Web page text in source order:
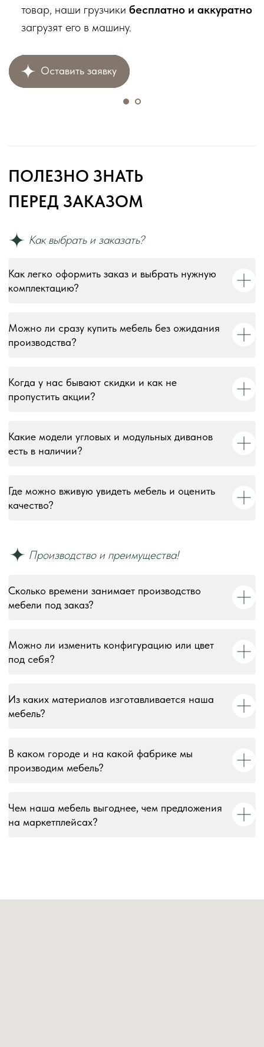
Как легко оформить заказ и выбрать нужную
комплектацию?
Можно ли сразу купить мебель без ожидания
производства?
Когда у нас бывают скидки и как не
пропустить акции?
Какие модели угловых и модульных диванов
есть в наличии?
Где можно вживую увидеть мебель и оценить
качество?
Сколько времени занимает производство
мебели под заказ?
Можно ли изменить конфигурацию или цвет
под себя?
Из каких материалов изготавливается наша
мебель?
В каком городе и на какой фабрике мы
производим мебель?
Чем наша мебель выгоднее, чем предложения
на маркетплейсах?